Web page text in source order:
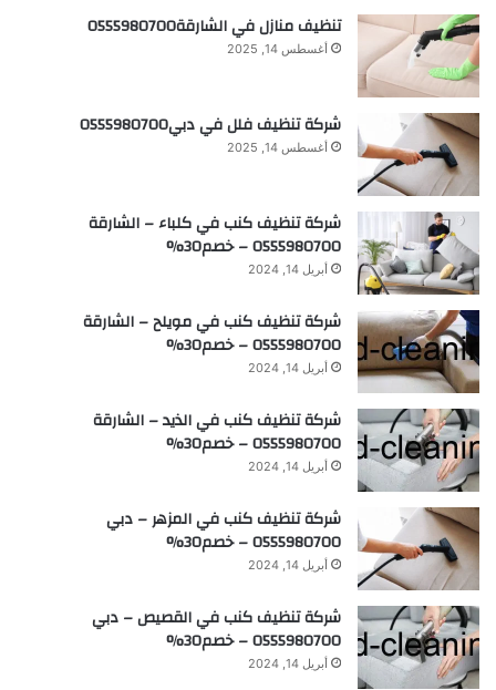
تنظيف منازل في الشارقة0555980700
أغسطس 14, 2025
شركة تنظيف فلل في دبي0555980700
أغسطس 14, 2025
شركة تنظيف كنب في كلباء – الشارقة
0555980700 – خصم30%
أبريل 14, 2024
شركة تنظيف كنب في مويلح – الشارقة
0555980700 – خصم30%
أبريل 14, 2024
شركة تنظيف كنب في الذيد – الشارقة
0555980700 – خصم30%
أبريل 14, 2024
شركة تنظيف كنب في المزهر – دبي
0555980700 – خصم30%
أبريل 14, 2024
شركة تنظيف كنب في القصيص – دبي
0555980700 – خصم30%
أبريل 14, 2024